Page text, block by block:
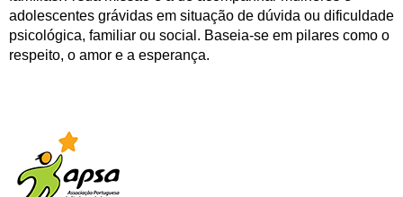
adolescentes grávidas em situação de dúvida ou dificuldade
psicológica, familiar ou social. Baseia-se em pilares como o
respeito, o amor e a esperança.